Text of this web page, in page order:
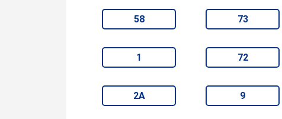
58 73
1 72
2А 9